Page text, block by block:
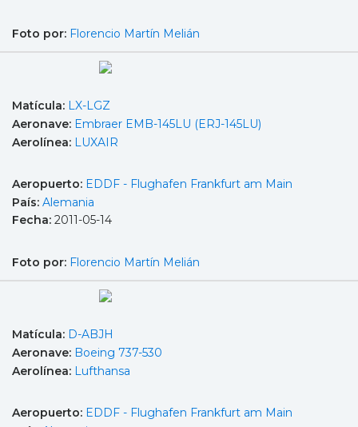
Foto por: Florencio Martín Melián
Matícula: LX-LGZ
Aeronave: Embraer EMB-145LU (ERJ-145LU)
Aerolínea: LUXAIR
Aeropuerto: EDDF - Flughafen Frankfurt am Main
País: Alemania
Fecha: 2011-05-14
Foto por: Florencio Martín Melián
Matícula: D-ABJH
Aeronave: Boeing 737-530
Aerolínea: Lufthansa
Aeropuerto: EDDF - Flughafen Frankfurt am Main